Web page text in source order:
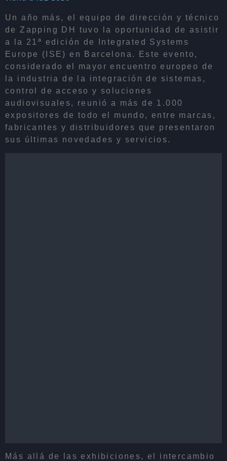
Un año más, el equipo de dirección y técnico
de Zapping DH tuvo la oportunidad de asistir
a la 21ª edición de Integrated Systems
Europe (ISE) en Barcelona. Este evento,
considerado el mayor encuentro europeo de
la industria de la integración de sistemas,
control de acceso y soluciones
audiovisuales, reunió a más de 1.000
expositores de todo el mundo, entre marcas,
fabricantes y distribuidores que presentaron
sus últimas novedades y servicios.
Más allá de las exhibiciones, el intercambio